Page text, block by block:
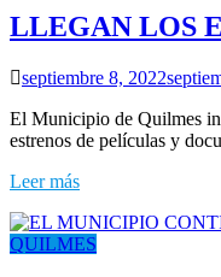
LLEGAN LOS
septiembre 8, 2022
El Municipio de Quilmes
estrenos de películas y
Leer más
QUILMES